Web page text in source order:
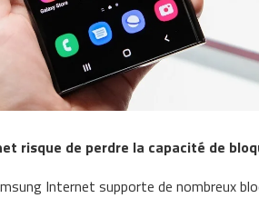
risque de perdre la capacité de
Internet supporte de nombreux